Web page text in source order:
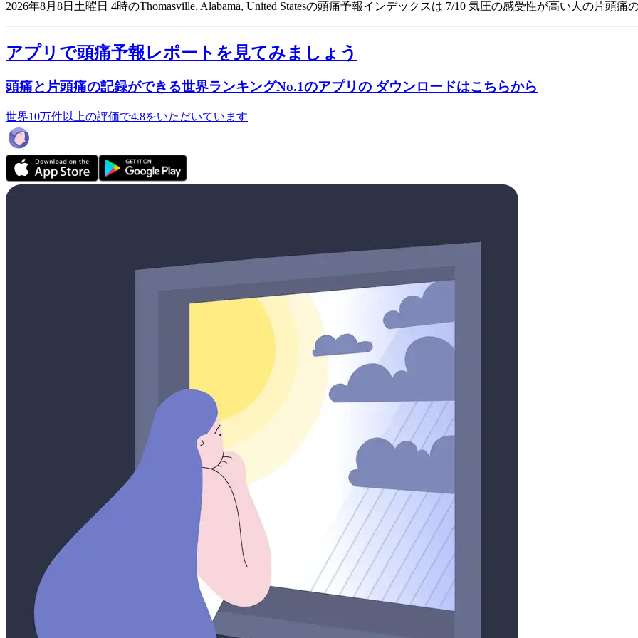
2026年8月8日土曜日 4時のThomasville, Alabama, United Statesの頭痛予報インデックスは 7/10 気圧の感受性が高い人の片頭痛
アプリで頭痛予報レポートを見てみましょう
頭痛と片頭痛の記録ができる世界ランキングNo.1のアプリの ダウンロードはこちらから
世界10万件以上の評価で4.8をいただいています